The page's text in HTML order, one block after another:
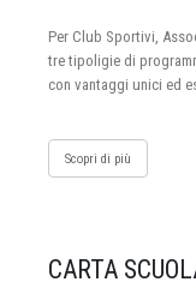
Per Club Sportivi,
tre tipoligie di
con vantaggi unici ed
Scopri di più
CARTA